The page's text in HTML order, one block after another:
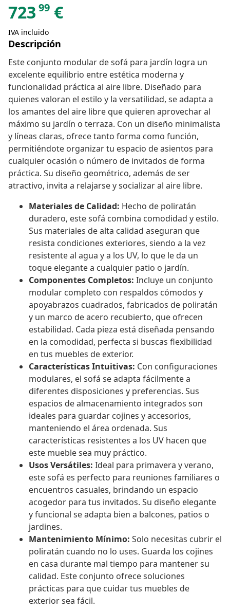
723 99 €
IVA incluido
Descripción
Este conjunto modular de sofá para jardín logra un
excelente equilibrio entre estética moderna y
funcionalidad práctica al aire libre. Diseñado para
quienes valoran el estilo y la versatilidad, se adapta a
los amantes del aire libre que quieren aprovechar al
máximo su jardín o terraza. Con un diseño minimalista
y líneas claras, ofrece tanto forma como función,
permitiéndote organizar tu espacio de asientos para
cualquier ocasión o número de invitados de forma
práctica. Su diseño geométrico, además de ser
atractivo, invita a relajarse y socializar al aire libre.
Materiales de Calidad: Hecho de poliratán
duradero, este sofá combina comodidad y estilo.
Sus materiales de alta calidad aseguran que
resista condiciones exteriores, siendo a la vez
resistente al agua y a los UV, lo que le da un
toque elegante a cualquier patio o jardín.
Componentes Completos: Incluye un conjunto
modular completo con respaldos cómodos y
apoyabrazos cuadrados, fabricados de poliratán
y un marco de acero recubierto, que ofrecen
estabilidad. Cada pieza está diseñada pensando
en la comodidad, perfecta si buscas flexibilidad
en tus muebles de exterior.
Características Intuitivas: Con configuraciones
modulares, el sofá se adapta fácilmente a
diferentes disposiciones y preferencias. Sus
espacios de almacenamiento integrados son
ideales para guardar cojines y accesorios,
manteniendo el área ordenada. Sus
características resistentes a los UV hacen que
este mueble sea muy práctico.
Usos Versátiles: Ideal para primavera y verano,
este sofá es perfecto para reuniones familiares o
encuentros casuales, brindando un espacio
acogedor para tus invitados. Su diseño elegante
y funcional se adapta bien a balcones, patios o
jardines.
Mantenimiento Mínimo: Solo necesitas cubrir el
poliratán cuando no lo uses. Guarda los cojines
en casa durante mal tiempo para mantener su
calidad. Este conjunto ofrece soluciones
prácticas para que cuidar tus muebles de
exterior sea fácil.